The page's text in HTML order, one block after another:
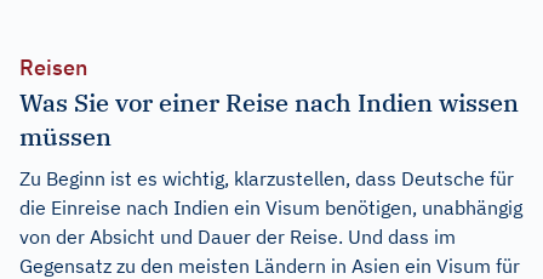
Reisen
Was Sie vor einer Reise nach Indien wissen
müssen
Zu Beginn ist es wichtig, klarzustellen, dass Deutsche für
die Einreise nach Indien ein Visum benötigen, unabhängig
von der Absicht und Dauer der Reise. Und dass im
Gegensatz zu den meisten Ländern in Asien ein Visum für